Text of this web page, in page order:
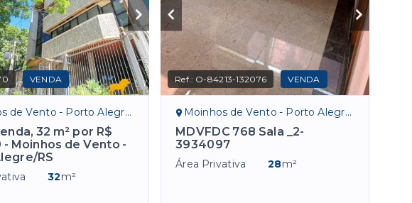
VENDA
de Vento - Porto Alegre/RS
32 m² por R$
- Moinhos de Vento -
RS
32m²
Ref.: O-84213-132076 VENDA
Moinhos de Vento - Porto Alegre/RS
MDVFDC 768 Sala _2-
3934097
Área Privativa 28m²